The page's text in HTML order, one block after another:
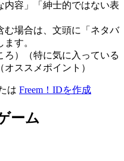
内容」「紳士的ではない表
む場合は、文頭に「ネタバ
す。
ろ）（特に気に入っている
ススメポイント）
は Freem！IDを作成
ーム